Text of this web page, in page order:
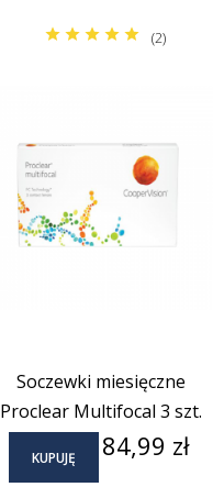
(2)
Soczewki miesięczne
Proclear Multifocal 3 szt.
KUPUJĘ Cena
84,99 zł